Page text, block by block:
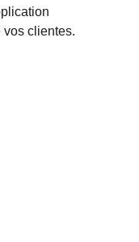
vos clientes.